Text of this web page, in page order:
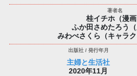
桂イチホ（漫画
ふか田さめたろう（
みわべさくら（キャラク
主婦と生活社
2020年11月